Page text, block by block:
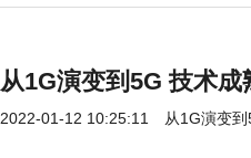
从1G演变到5G 技术
2022-01-12 10:25:11 从1G演变